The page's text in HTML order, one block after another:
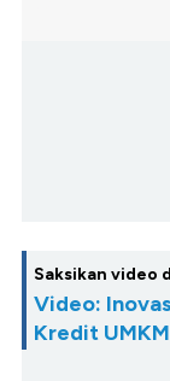
Saksikan video
Video:
Kredit